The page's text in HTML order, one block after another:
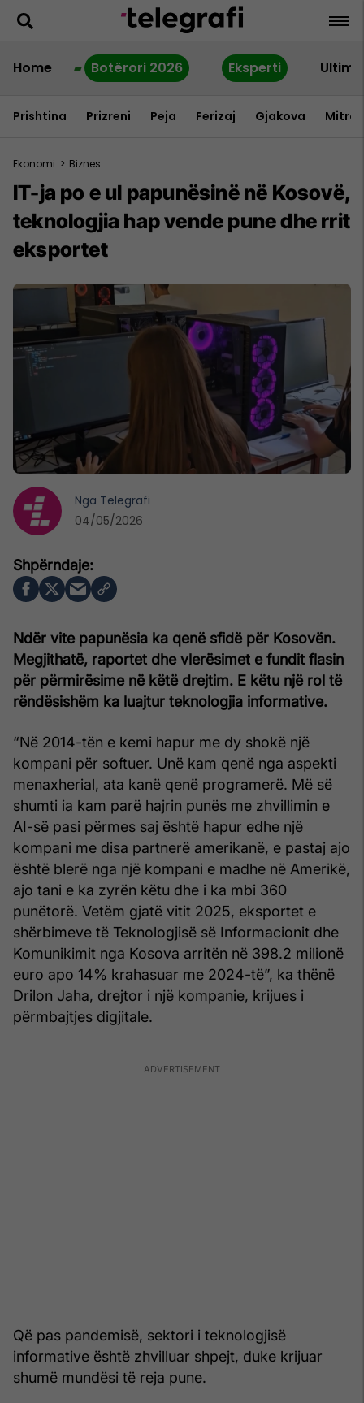
Home Botërori 2026 Eksperti Ultime
Prishtina Prizreni Peja Ferizaj Gjakova
Ekonomi > Biznes
IT-ja po e ul papunësinë në Kosovë,
teknologjia hap vende pune dhe rrit
eksportet
Ndër vite papunësia ka qenë sfidë për Kosovën.
Megjithatë, raportet dhe vlerësimet e fundit flasin
për përmirësime në këtë drejtim. E këtu një rol të
rëndësishëm ka luajtur teknologjia informative.
“Në 2014-tën e kemi hapur me dy shokë një
kompani për softuer. Unë kam qenë nga aspekti
menaxherial, ata kanë qenë programerë. Më së
shumti ia kam parë hajrin punës me zhvillimin e
AI-së pasi përmes saj është hapur edhe një
kompani me disa partnerë amerikanë, e pastaj ajo
është blerë nga një kompani e madhe në Amerikë,
ajo tani e ka zyrën këtu dhe i ka mbi 360
punëtorë. Vetëm gjatë vitit 2025, eksportet e
shërbimeve të Teknologjisë së Informacionit dhe
Komunikimit nga Kosova arritën në 398.2 milionë
euro apo 14% krahasuar me 2024-të”, ka thënë
Drilon Jaha, drejtor i një kompanie, krijues i
përmbajtjes digjitale.
Që pas pandemisë, sektori i teknologjisë
informative është zhvilluar shpejt, duke krijuar
shumë mundësi të reja pune.
Nga Telegrafi
04/05/2026